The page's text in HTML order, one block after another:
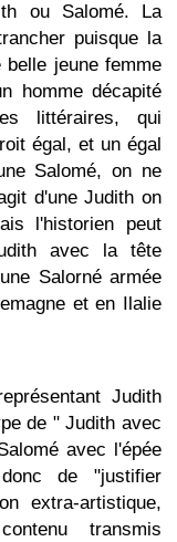
ou Salomé. La
puisque la
jeune femme
homme décapité
littéraires, qui
égal, et un égal
Salomé, on ne
d'une Judith on
l'historien peut
avec la tête
Salorné armée
et en Ilalie
Judith
de " Judith avec
avec l'épée
de "justifier
extra-artistique,
transmis